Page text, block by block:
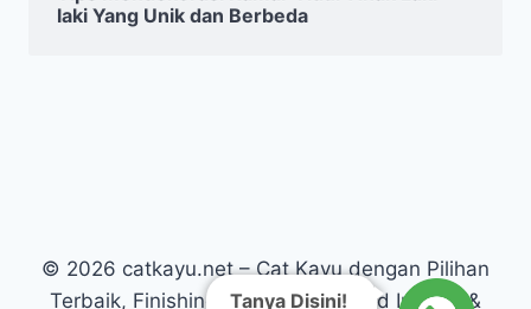
laki Yang Unik dan Berbeda
© 2026 catkayu.net – Cat Kayu dengan Pilihan
Terbaik, Finishing Kayu Warna Solid Interior &
Tanya Disini!